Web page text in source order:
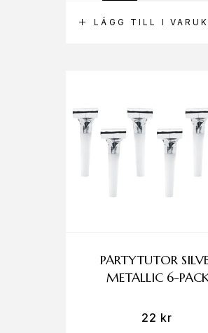
LÄGG TILL I
PARTYTUTOR
METALLIC 6-
22 kr